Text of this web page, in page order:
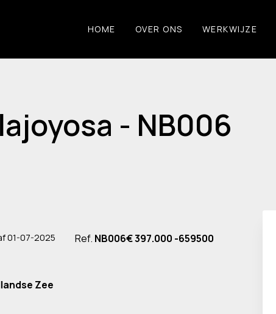
HOME OVER ONS WERKWIJZE
- NB006
01-07-2025 Ref. NB006€ 397.000 -659500
Zee